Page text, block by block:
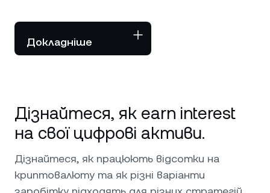
Докладніше
Дізнайтеся, як earn interest
на свої цифрові активи.
Дізнайтеся, як працюють відсотки на
криптовалюту та як різні варіанти